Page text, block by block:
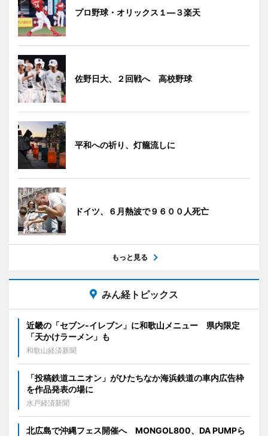
プロ野球・オリックス１―３楽天
佐野日大、２回戦へ 高校野球
平和への祈り、灯籠流しに
ドイツ、６月熱波で９６００人死亡
もっと見る
みん経トピックス
近畿の「セブン-イレブン」に和歌山メニュー 県内限定
「天かけラーメン」も
和歌山経済新聞
「投稿鉄道ユニオン」がひたちなか海浜鉄道の車内広告枠
を作品発表の場に
水戸経済新聞
北広島で沖縄フェス開催へ MONGOL800、DA PUMPら